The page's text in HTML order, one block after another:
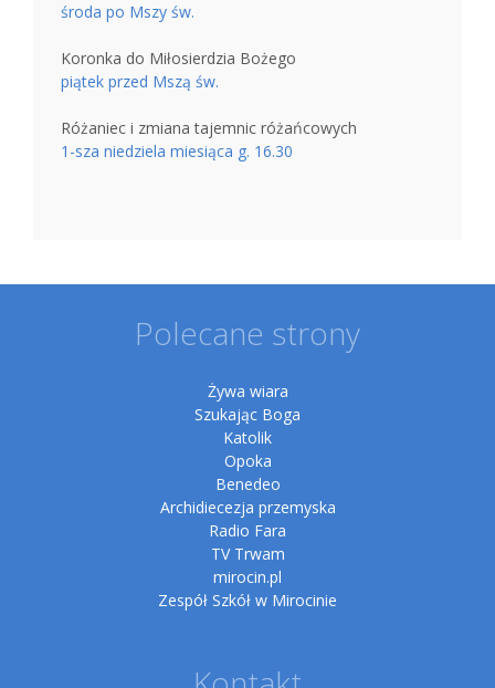
środa po Mszy św.
Koronka do Miłosierdzia Bożego
piątek przed Mszą św.
Różaniec i zmiana tajemnic różańcowych
1-sza niedziela miesiąca g. 16.30
Polecane strony
Żywa wiara
Szukając Boga
Katolik
Opoka
Benedeo
Archidiecezja przemyska
Radio Fara
TV Trwam
mirocin.pl
Zespół Szkół w Mirocinie